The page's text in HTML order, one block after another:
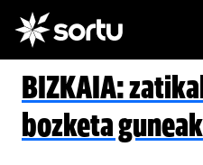
BIZKAIA:
bozketa guneak